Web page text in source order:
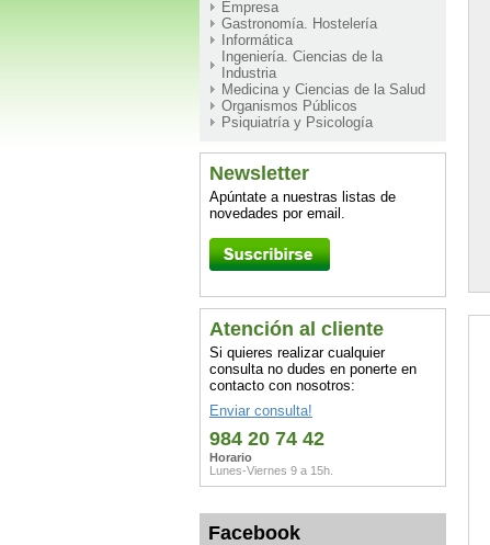
Empresa
Gastronomía. Hostelería
Informática
Ingeniería. Ciencias de la
Industria
Medicina y Ciencias de la Salud
Organismos Públicos
Psiquiatría y Psicología
Newsletter
Apúntate a nuestras listas de
novedades por email.
Atención al cliente
Si quieres realizar cualquier
consulta no dudes en ponerte en
contacto con nosotros:
Enviar consulta!
984 20 74 42
Horario
Lunes-Viernes 9 a 15h.
Facebook